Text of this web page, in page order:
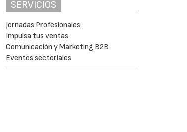
SERVICIOS
Jornadas Profesionales
Impulsa tus ventas
Comunicación y Marketing B2B
Eventos sectoriales